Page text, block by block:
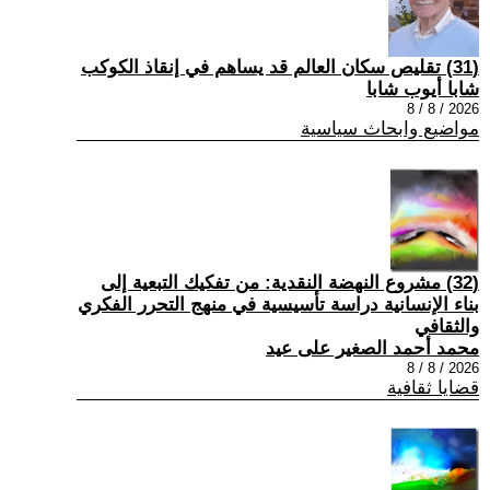
(31) تقليص سكان العالم قد يساهم في إنقاذ الكوكب
شابا أيوب شابا
2026 / 8 / 8
مواضيع وابحاث سياسية
(32) مشروع النهضة النقدية: من تفكيك التبعية إلى
بناء الإنسانية دراسة تأسيسية في منهج التحرر الفكري
والثقافي
محمد أحمد الصغير على عيد
2026 / 8 / 8
قضايا ثقافية